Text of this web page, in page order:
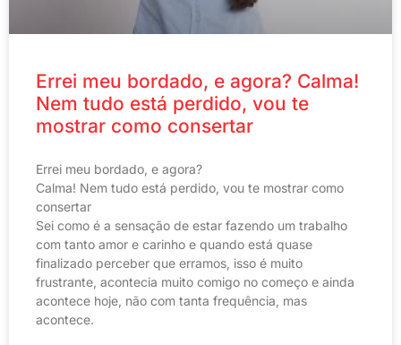
Errei meu bordado, e agora? Calma!
Nem tudo está perdido, vou te
mostrar como consertar
Errei meu bordado, e agora?
Calma! Nem tudo está perdido, vou te mostrar como
consertar
Sei como é a sensação de estar fazendo um trabalho
com tanto amor e carinho e quando está quase
finalizado perceber que erramos, isso é muito
frustrante, acontecia muito comigo no começo e ainda
acontece hoje, não com tanta frequência, mas
acontece.